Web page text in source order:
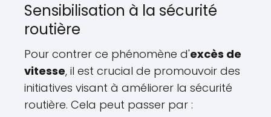
Sensibilisation à la sécurité
routière
Pour contrer ce phénomène d'excès de
vitesse, il est crucial de promouvoir des
initiatives visant à améliorer la sécurité
routière. Cela peut passer par :